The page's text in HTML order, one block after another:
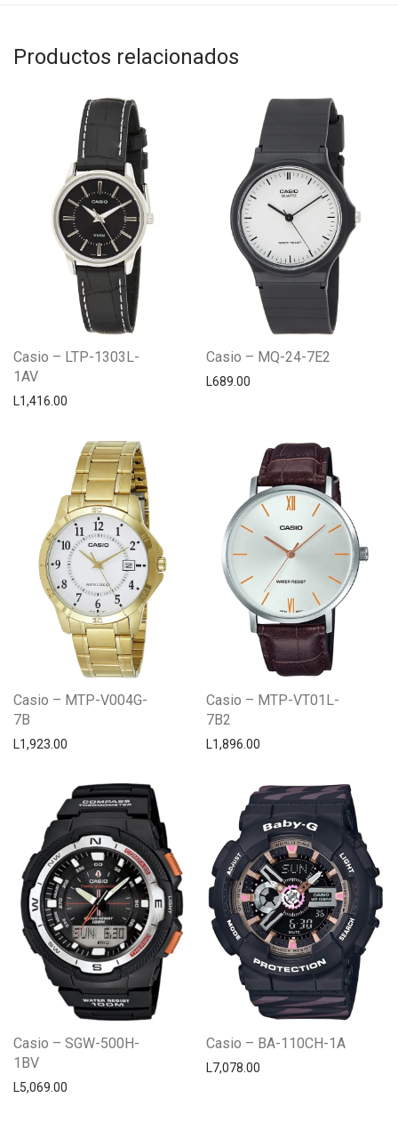
Productos relacionados
Casio – LTP-1303L-
1AV
L1,416.00
Casio – MQ-24-7E2
L689.00
Casio – MTP-V004G-
7B
L1,923.00
Casio – MTP-VT01L-
7B2
L1,896.00
Casio – SGW-500H-
1BV
L5,069.00
Casio – BA-110CH-1A
L7,078.00